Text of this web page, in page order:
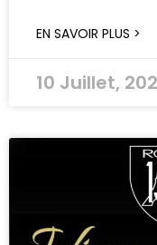
EN SAVOIR PLUS >
10 Juillet,